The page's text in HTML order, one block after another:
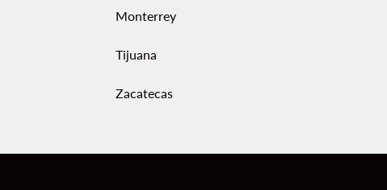
Monterrey
Tijuana
Zacatecas